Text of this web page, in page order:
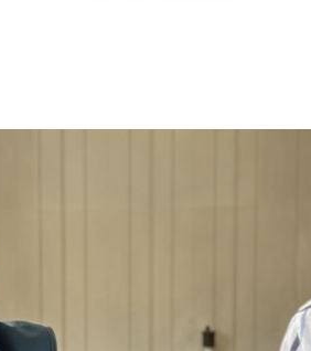
- Вера Ујић
ПРИЈАВУ НЕПРОПИСНОГ